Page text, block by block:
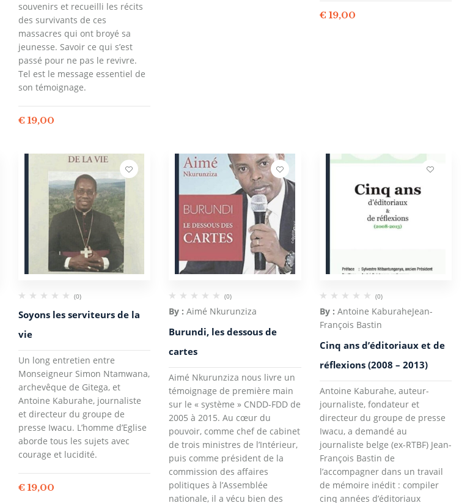
souvenirs et recueilli les récits
des survivants de ces
massacres qui ont broyé sa
jeunesse. Savoir ce qui s’est
passé pour ne pas le revivre.
Tel est le message essentiel de
son témoignage.
€ 19,00
€ 19,00
(0)
Soyons les serviteurs de la
vie
Un long entretien entre
Monseigneur Simon Ntamwana,
archevêque de Gitega, et
Antoine Kaburahe, journaliste
et directeur du groupe de
presse Iwacu. L’homme d’Eglise
aborde tous les sujets avec
courage et lucidité.
€ 19,00
(0)
By :Aimé Nkurunziza
Burundi, les dessous de
cartes
Aimé Nkurunziza nous livre un
témoignage de première main
sur le « système » CNDD-FDD de
2005 à 2015. Au cœur du
pouvoir, comme chef de cabinet
de trois ministres de l’Intérieur,
puis comme président de la
commission des affaires
politiques à l’Assemblée
nationale, il a vécu bien des
(0)
By : Antoine KaburaheJean-
François Bastin
Cinq ans d’éditoriaux et de
réflexions (2008 – 2013)
Antoine Kaburahe, auteur-
journaliste, fondateur et
directeur du groupe de presse
Iwacu, a demandé au
journaliste belge (ex-RTBF) Jean-
François Bastin de
l’accompagner dans un travail
de mémoire inédit : compiler
cinq années d’éditoriaux